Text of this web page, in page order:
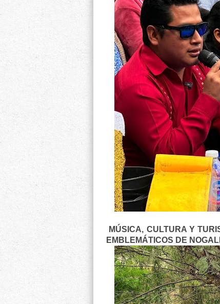
MÚSICA, CULTURA Y
EMBLEMÁTICOS DE